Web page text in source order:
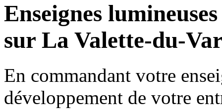
Enseignes
sur La Valette-du-
En commandant votre
développement de votre